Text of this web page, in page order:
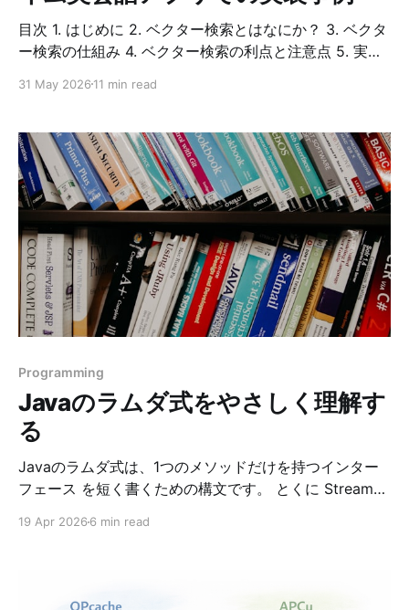
目次 1. はじめに 2. ベクター検索とはなにか？ 3. ベクタ
ー検索の仕組み 4. ベクター検索の利点と注意点 5. 実装
例 7. 実装時の工夫 8. 補足・まとめ はじめに 現代のAI駆
ら関連情報を効率よく見つけることが重要です。本ブロ
グでは、ベクター検索という技術について、実際のアプ
リケーション事例を交えながら解説します。 題材となる
のは、リアルタイム英会話アプリです。このアプリは、
ユーザーが以前のやり取りに言及する際に、セマンティ
ック（意味的）に関連する過去の会話を自動的に検索
し、LLMの文脈に含めることで、より自然で一貫した会
話を実現しています。 ベクター検索とはなにか？ ベク
ター検索の定義 ベクター検索（Vector Search または
Semantic Search）は、テキスト、画像、音声などのデ
検索を行う技術です。 従来のキーワード検索と異なり、
ベクター
31 May 2026 11 min read
Programming
Javaのラムダ式をやさしく理解す
る
Javaのラムダ式は、1つのメソッドだけを持つインター
フェース を短く書くための構文です。 とくに Stream
繁に使われます。 この記事では、Javaのラムダ式につ
4. compare(a.length(), b.length()) が昇順になる理由 5.
19 Apr 2026 6 min read